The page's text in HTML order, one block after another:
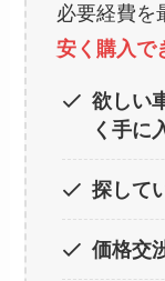
必要経費を
安く購入で
欲しい
く手に
探して
価格交